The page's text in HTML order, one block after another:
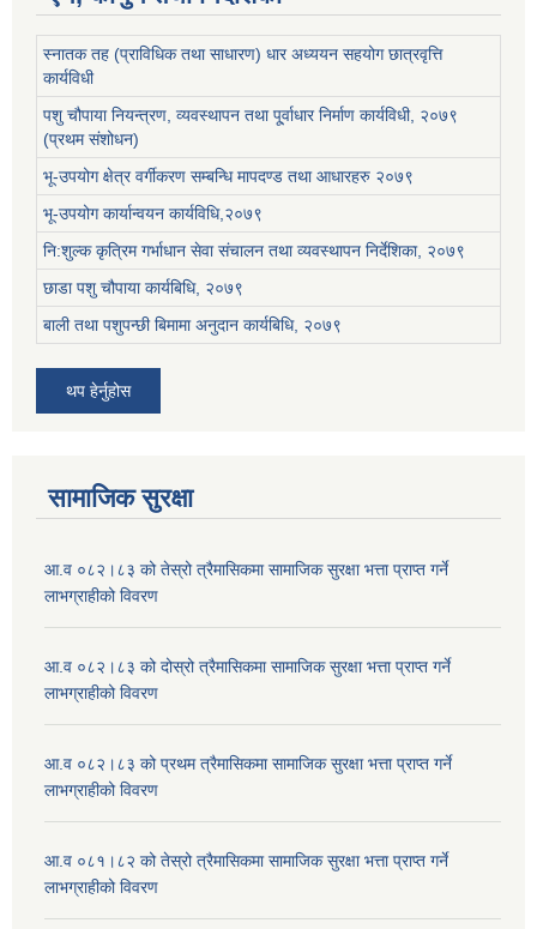
स्नातक तह (प्राविधिक तथा साधारण) धार अध्ययन सहयोग छात्रवृत्ति
कार्यविधी
पशु चौपाया नियन्त्रण, व्यवस्थापन तथा पू्र्वाधार निर्माण कार्यविधी, २०७९
(प्रथम संशोधन)
भू-उपयोग क्षेत्र वर्गीकरण सम्बन्धि मापदण्ड तथा आधारहरु २०७९
भू-उपयोग कार्यान्वयन कार्यविधि,२०७९
नि:शुल्क कृत्रिम गर्भाधान सेवा संचालन तथा व्यवस्थापन निर्देशिका, २०७९
छाडा पशु चौपाया कार्यबिधि, २०७९
बाली तथा पशुपन्छी बिमामा अनुदान कार्यबिधि, २०७९
थप हेर्नुहोस
सामाजिक सुरक्षा
आ.व ०८२।८३ को तेस्रो त्रैमासिकमा सामाजिक सुरक्षा भत्ता प्राप्त गर्ने
लाभग्राहीको विवरण
आ.व ०८२।८३ को दोस्रो त्रैमासिकमा सामाजिक सुरक्षा भत्ता प्राप्त गर्ने
लाभग्राहीको विवरण
आ.व ०८२।८३ को प्रथम त्रैमासिकमा सामाजिक सुरक्षा भत्ता प्राप्त गर्ने
लाभग्राहीको विवरण
आ.व ०८१।८२ को तेस्रो त्रैमासिकमा सामाजिक सुरक्षा भत्ता प्राप्त गर्ने
लाभग्राहीको विवरण